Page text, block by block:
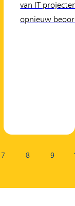
van IT
opnieuw
7 8 9